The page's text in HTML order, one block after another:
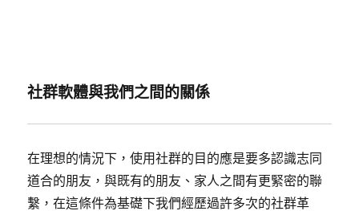
社群軟體與我們之間的關係
在理想的情況下，使用社群的目的應是要多認識志同
道合的朋友，與既有的朋友、家人之間有更緊密的聯
繫，在這條件為基礎下我們經歷過許多次的社群革